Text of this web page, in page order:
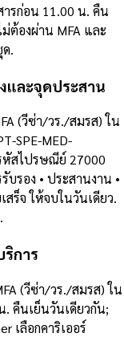
รก่อน 11.00 น. คืน
ต้องผ่าน MFA และ
.
และจุดประสาน
(วีซ่า/วร./สมรส) ใน
SPE-MED-
หัสไปรษณีย์ 27000
รอง • ประสานงาน •
สร็จ ให้จบในวันเดียว.
การ
(วีซ่า/วร./สมรส) ใน
. คืนเย็นวันเดียวกัน;
เลือกคาริเออร์